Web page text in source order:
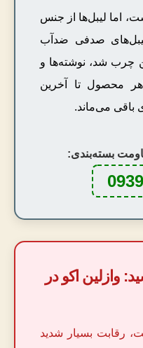
اما لیبل‌ها از جنس
صدفی ضدآب
چرب شد، نوشته‌ها و
محصول تا آخرین
می‌ماند.
بسته‌بندی:
وازلین اکو در
رقابت بسیار شدید